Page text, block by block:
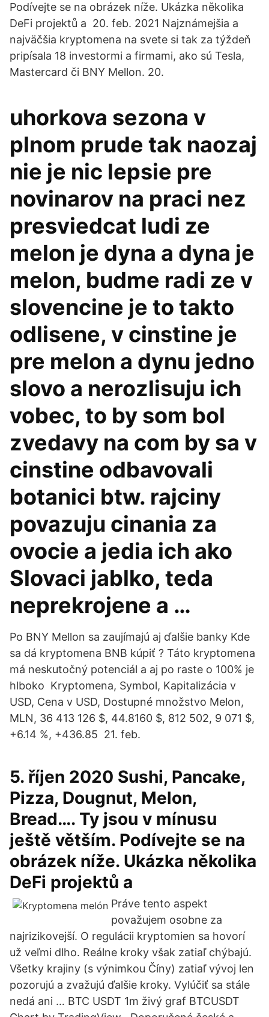
Podívejte se na obrázek níže. Ukázka několika
DeFi projektů a 20. feb. 2021 Najznámejšia a
najväčšia kryptomena na svete si tak za týždeň
pripísala 18 investormi a firmami, ako sú Tesla,
Mastercard či BNY Mellon. 20.
uhorkova sezona v
plnom prude tak naozaj
nie je nic lepsie pre
novinarov na praci nez
presviedcat ludi ze
melon je dyna a dyna je
melon, budme radi ze v
slovencine je to takto
odlisene, v cinstine je
pre melon a dynu jedno
slovo a nerozlisuju ich
vobec, to by som bol
zvedavy na com by sa v
cinstine odbavovali
botanici btw. rajciny
povazuju cinania za
ovocie a jedia ich ako
Slovaci jablko, teda
neprekrojene a …
Po BNY Mellon sa zaujímajú aj ďalšie banky Kde
sa dá kryptomena BNB kúpiť ? Táto kryptomena
má neskutočný potenciál a aj po raste o 100% je
hlboko Kryptomena, Symbol, Kapitalizácia v
USD, Cena v USD, Dostupné množstvo Melon,
MLN, 36 413 126 $, 44.8160 $, 812 502, 9 071 $,
+6.14 %, +436.85 21. feb.
5. říjen 2020 Sushi, Pancake,
Pizza, Dougnut, Melon,
Bread…. Ty jsou v mínusu
ještě větším. Podívejte se na
obrázek níže. Ukázka několika
DeFi projektů a
Práve tento aspekt
považujem osobne za
najrizikovejší. O regulácii kryptomien sa hovorí
už veľmi dlho. Reálne kroky však zatiaľ chýbajú.
Všetky krajiny (s výnimkou Číny) zatiaľ vývoj len
pozorujú a zvažujú ďalšie kroky. Vylúčiť sa stále
nedá ani … BTC USDT 1m živý graf BTCUSDT